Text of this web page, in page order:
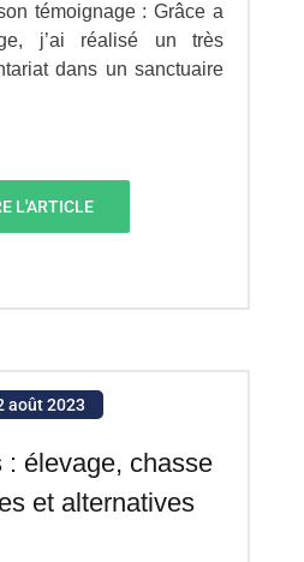
témoignage : Grâce a
j’ai réalisé un très
dans un sanctuaire
L'ARTICLE
août 2023
: élevage, chasse
et alternatives